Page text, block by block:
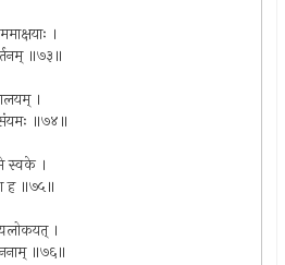
।
॥७३॥
।
॥७४॥
स्वके ।
ह ॥७५॥
।
॥७६॥